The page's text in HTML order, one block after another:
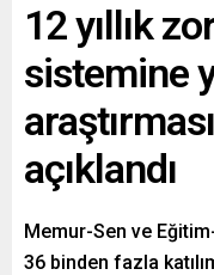
12 yıllık
sistemine
açıklandı
Memur-Sen ve
36 binden fazla